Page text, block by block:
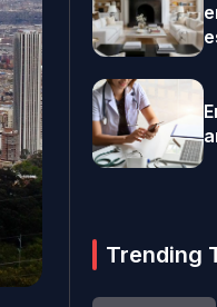
Trending